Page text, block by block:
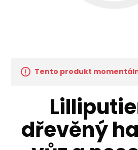
Tento produkt
dřevěný